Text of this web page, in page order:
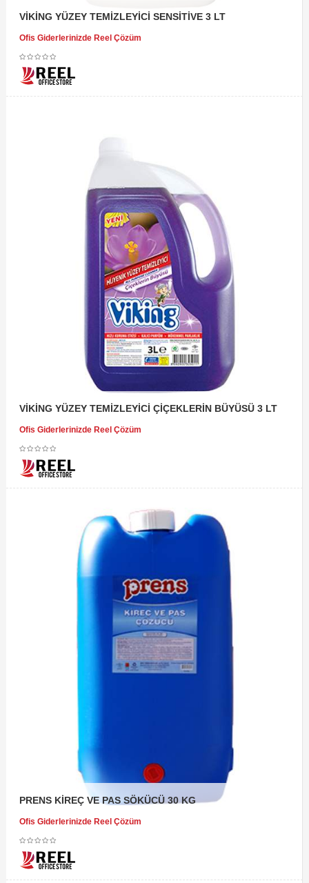
VİKİNG YÜZEY TEMİZLEYİCİ SENSİTİVE 3 LT
Ofis Giderlerinizde Reel Çözüm
VİKİNG YÜZEY TEMİZLEYİCİ ÇİÇEKLERİN BÜYÜSÜ 3 LT
Ofis Giderlerinizde Reel Çözüm
PRENS KİREÇ VE PAS SÖKÜCÜ 30 KG
Ofis Giderlerinizde Reel Çözüm